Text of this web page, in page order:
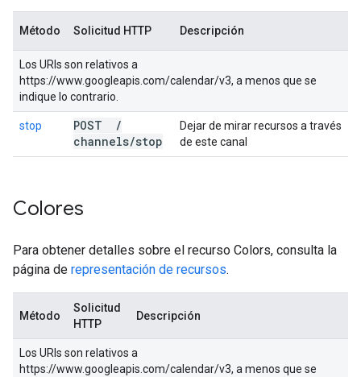
Método Solicitud HTTP Descripción
Los URIs son relativos a
https://www.googleapis.com/calendar/v3, a menos que se
indique lo contrario.
stop POST
/
channels/stop
Dejar de mirar recursos a través
de este canal
Colores
Para obtener detalles sobre el recurso Colors, consulta la
página de representación de recursos.
Método
Solicitud
HTTP
Descripción
Los URIs son relativos a
https://www.googleapis.com/calendar/v3, a menos que se